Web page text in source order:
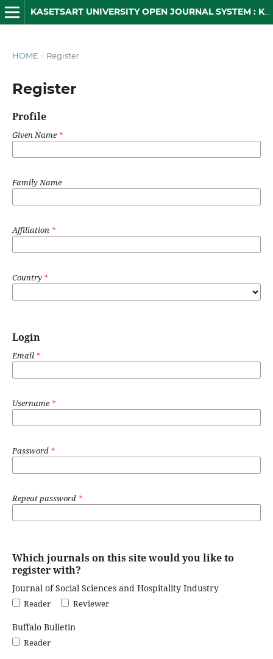
KASETSART UNIVERSITY OPEN JOURNAL SYSTEM : KUOJS
HOME / Register
Register
Profile
Given Name*
Family Name
Affiliation *
Country *
Login
Email *
Username*
Password *
Repeat password *
Which journals on this site would you like to
register with?
Journal of Social Sciences and Hospitality Industry
Reader Reviewer
Buffalo Bulletin
Reader